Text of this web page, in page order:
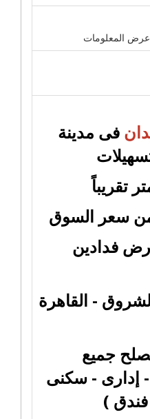
عرض المعلومات
فى مدينة
سعر السوق
فدادين
- القاهرة
جميع
إدارى - سكنى
)